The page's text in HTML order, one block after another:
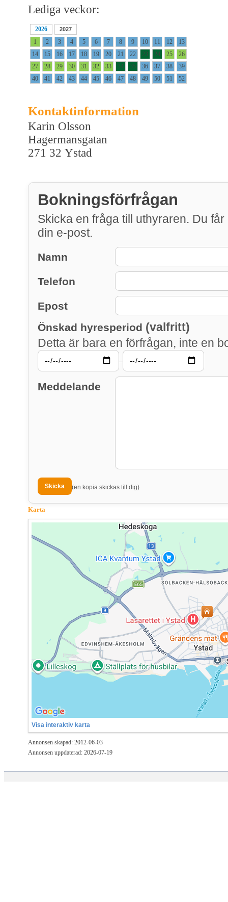
Lediga veckor:
2026 2027
1 2 3 4 5 6 7 8 9 10 11 12
13
14
15 16 17 18 19 20 21 22 23 24 25
26
27
28 29 30 31 32 33 34 35 36 37 38
39
40
41 42 43 44 45 46 47 48 49 50 51 52
Kontaktinformation
Karin Olsson
Hagermansgatan
271 32 Ystad
Bokningsförfrågan
Skicka en fråga till uthyraren. Du får
din e-post.
Namn
Telefon
Epost
Önskad hyresperiod (valfritt)
Detta är bara en förfrågan, inte en
–
Meddelande
(en kopia skickas till dig)
Karta
Visa interaktiv karta
Annonsen skapad: 2012-06-03
Annonsen uppdaterad: 2026-07-19